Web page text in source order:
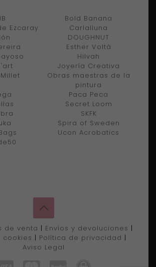
Bold Banana
Ezcaray
Carlalluna
DOUGHNUT
Esther Voltà
Hilvah
Joyería Creativa
Obras maestras de la
pintura
Paca Peca
Secret Loom
SKFK
Spira of Sweden
Ucon Acrobatics
de venta | Envíos y devoluciones |
cookies | Política de privacidad |
Aviso Legal